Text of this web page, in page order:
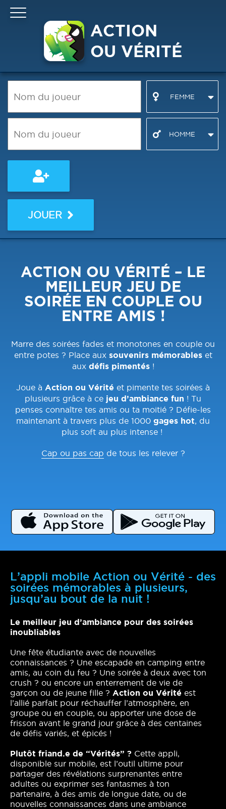
ACTION
OU VÉRITÉ
ACTION OU VÉRITÉ – LE
MEILLEUR JEU DE
SOIRÉE EN COUPLE OU
ENTRE AMIS !
Marre des soirées fades et monotones en couple ou
entre potes ? Place aux souvenirs mémorableset
aux défis pimentés!
Joue à Action ou Vérité et pimente tes soirées à
plusieurs grâce à ce jeu d’ambiance fun ! Tu
penses connaître tes amis ou ta moitié ? Défie-les
maintenant à travers plus de 1000 gages hot, du
plus soft au plus intense !
Cap ou pas cap de tous les relever ?
FEMME
HOMME
JOUER
L’appli mobile Action ou Vérité - des
soirées mémorables à plusieurs,
jusqu’au bout de la nuit !
Le meilleur jeu d’ambiance pour des soirées
inoubliables
Une fête étudiante avec de nouvelles
connaissances ? Une escapade en camping entre
amis, au coin du feu ? Une soirée à deux avec ton
crush ? ou encore un enterrement de vie de
garçon ou de jeune fille ? Action ou Vérité est
l’allié parfait pour réchauffer l’atmosphère, en
groupe ou en couple, ou apporter une dose de
frisson avant le grand jour grâce à des centaines
de défis variés, et épicés !
Plutôt friand.e de “Vérités” ? Cette appli,
disponible sur mobile, est l’outil ultime pour
partager des révélations surprenantes entre
adultes ou exprimer ses fantasmes à ton
partenaire, à des amis de longue date, ou de
nouvelles connaissances dans une ambiance